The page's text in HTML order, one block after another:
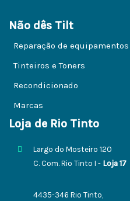
Não dês Tilt
Reparação de
Tinteiros e Toners
Recondicionado
Marcas
Loja de Rio Tinto
Largo do Mosteiro 120
C. Com. Rio Tinto I - Loja 17
4435-346 Rio Tinto,